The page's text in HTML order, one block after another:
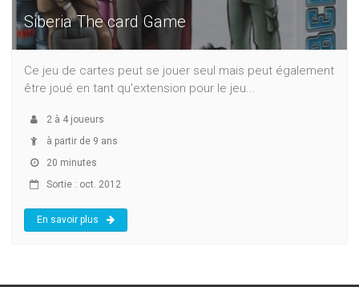
Siberia The card Game
Ce jeu de cartes peut se jouer seul mais peut également
être joué en tant qu'extension pour le jeu...
2 à 4 joueurs
à partir de 9 ans
20 minutes
Sortie : oct. 2012
En savoir plus